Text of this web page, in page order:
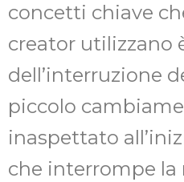
concetti chiave
creator utilizzano
dell’interruzione
piccolo
inaspettato
che interrompe